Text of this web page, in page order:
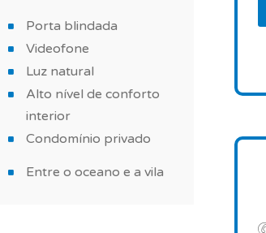
roupeiros embutidos,
privada para passar bons
diferenciado e raro!
Porta blindada
Videofone
Luz natural
Alto nível de conforto
interior
Condomínio privado
Entre o oceano e a vila